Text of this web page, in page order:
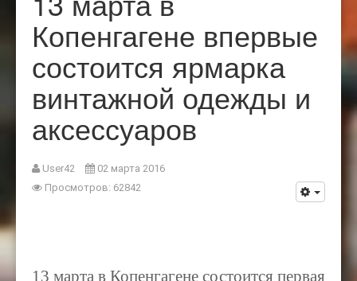
Копенгагене впервые
состоится ярмарка
винтажной одежды и
аксессуаров
User42
02 марта 2016
Просмотров: 62842
13 марта в Копенгагене состоится первая